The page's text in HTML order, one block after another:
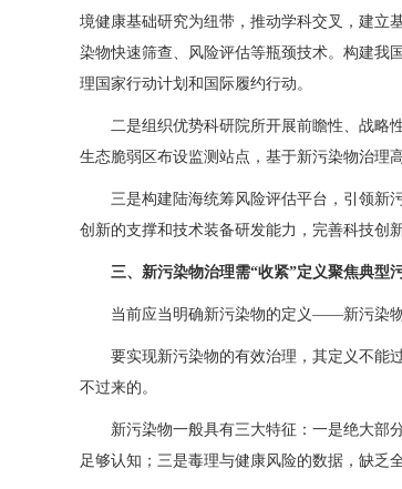
境健康基础研究为纽带，推动学科交叉，建立
染物快速筛查、风险评估等瓶颈技术。构建我
理国家行动计划和国际履约行动。
二是组织优势科研院所开展前瞻性、战略
生态脆弱区布设监测站点，基于新污染物治理
三是构建陆海统筹风险评估平台，引领新
创新的支撑和技术装备研发能力，完善科技创
三、新污染物治理需“收紧”定义聚焦典型
当前应当明确新污染物的定义——新污染
要实现新污染物的有效治理，其定义不能
不过来的。
新污染物一般具有三大特征：一是绝大部
足够认知；三是毒理与健康风险的数据，缺乏